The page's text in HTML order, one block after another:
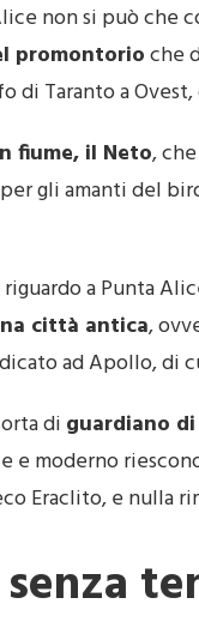
non si può che
promontorioche
di Taranto a
fiume, il Neto,
gli amanti del
riguardo a Punta
città antica,
ad Apollo, di
di guardiano di
e moderno
Eraclito, e nulla